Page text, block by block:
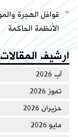
من كلمات وأجوبة العالم
قوافل الهجرة
الأنظمة الحاكمة
ارشيف المقالات
آب 2026
تموز 2026
حزيران 2026
مايو 2026